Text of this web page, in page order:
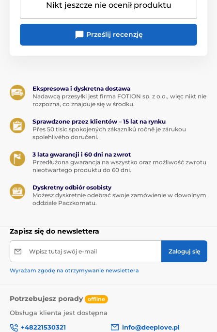
Nikt jeszcze nie ocenił produktu
Prześlij recenzję
Ekspresowa i dyskretna dostawa
Nadawcą przesyłki jest firma FOTION sp. z o.o., więc nikt nie
rozpozna, co znajduje się w środku.
Sprawdzone przez klientów – 15 lat na rynku
Přes 50 tisíc spokojených zákazníků ročně je zárukou
spolehlivého doručení.
3 lata gwarancji i 60 dni na zwrot
Przedłużona gwarancja na wszystko oraz możliwość zwrotu
nieotwartego produktu do 60 dni.
Dyskretny odbiór osobisty
Możesz dyskretnie odebrać swoje zamówienie w dowolnym
oddziale Paczkomatu.
Zapisz się do newslettera
Wpisz tutaj swój e-mail Zaloguj się
Wyrażam zgodę na otrzymywanie newslettera
Potrzebujesz porady offline
Obsługa klienta jest dostępna
+48221530321
info@deeplove.pl